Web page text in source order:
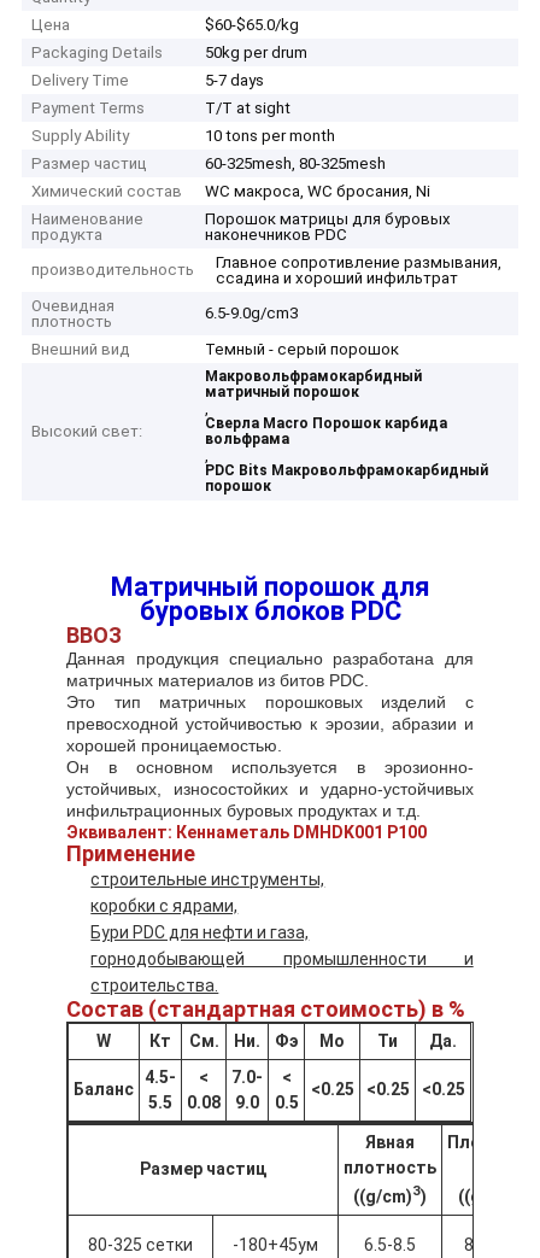
Цена
$60-$65.0/kg
Packaging Details
50kg per drum
Delivery Time
5-7 days
Payment Terms
T/T at sight
Supply Ability
10 tons per month
Размер частиц
60-325mesh, 80-325mesh
Химический состав
WC макроса, WC бросания, Ni
Наименование
продукта
Порошок матрицы для буровых
наконечников PDC
производительность
Главное сопротивление размывания,
ссадина и хороший инфильтрат
Очевидная
плотность
6.5-9.0g/cm3
Внешний вид
Темный - серый порошок
Высокий свет:
Макровольфрамокарбидный
матричный порошок
,
Сверла Macro Порошок карбида
вольфрама
,
PDC Bits Макровольфрамокарбидный
порошок
Матричный порошок для
буровых блоков PDC
ВВОЗ
Данная продукция специально разработана для
матричных материалов из битов PDC.
Это тип матричных порошковых изделий с
превосходной устойчивостью к эрозии, абразии и
хорошей проницаемостью.
Он в основном используется в эрозионно-
устойчивых, износостойких и ударно-устойчивых
инфильтрационных буровых продуктах и т.д.
Эквивалент: Кеннаметаль DMHDK001 P100
Применение
строительные инструменты,
коробки с ядрами,
Бури PDC для нефти и газа,
горнодобывающей промышленности и
строительства.
Состав (стандартная стоимость) в %
W Кт См. Ни. Фэ Мо Ти Да.
Баланс
4.5-
5.5
<
0.08
7.0-
9.0
<
0.5
<0.25 <0.25 <0.25
Размер частиц
Явная
плотность
((g/cm)3)
((g/cm)
80-325 сетки -180+45ум 6.5-8.5 8.0-10.0